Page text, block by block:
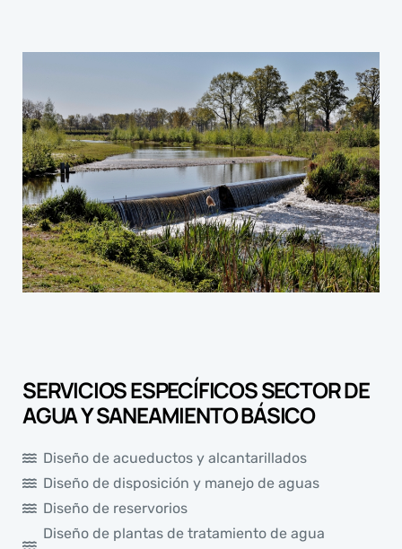
SERVICIOS ESPECÍFICOS SECTOR DE
AGUA Y SANEAMIENTO BÁSICO
Diseño de acueductos y alcantarillados
Diseño de disposición y manejo de aguas
Diseño de reservorios
Diseño de plantas de tratamiento de agua